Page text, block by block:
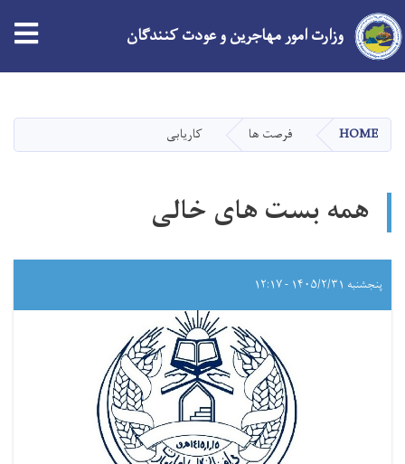
main
content
وزارت امور مهاجرین و عودت کنندگان
HOME فرصت ها کاریابی
همه بست های خالی
پنجشنبه ۱۴۰۵/۲/۳۱ - ۱۲:۱۷